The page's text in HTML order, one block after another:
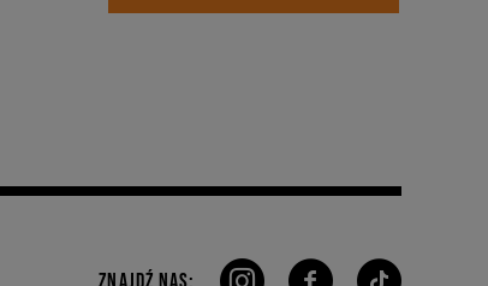
ZNAJDŹ NAS: